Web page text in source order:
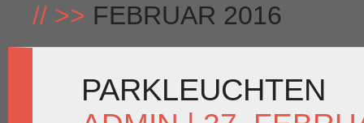
// >> FEBRUAR 2016
PARKLEUCHTEN